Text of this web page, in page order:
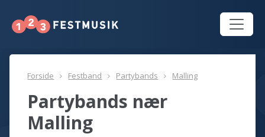
Forside Festband Partybands Malling
Partybands nær
Malling